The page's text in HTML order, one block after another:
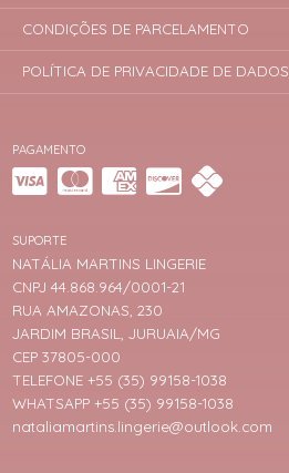
PAGAMENTO
SUPORTE
NATÁLIA MARTINS LINGERIE
CNPJ 44.868.964/0001-21
RUA AMAZONAS, 230
JARDIM BRASIL, JURUAIA/MG
CEP 37805-000
TELEFONE +55 (35) 99158-1038
WHATSAPP +55 (35) 99158-1038
nataliamartins.lingerie@outlook.com
CONDIÇÕES DE PARCELAMENTO
POLÍTICA DE PRIVACIDADE DE DADOS